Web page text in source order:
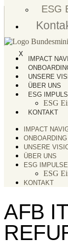
ESG
X
IMPACT
UNSERE
ÜBER UNS
ESG
ESG
KONTAKT
IMPACT
ONBOARDING
UNSERE
ÜBER UNS
ESG IMPULSE
ESG
KONTAKT
AFB